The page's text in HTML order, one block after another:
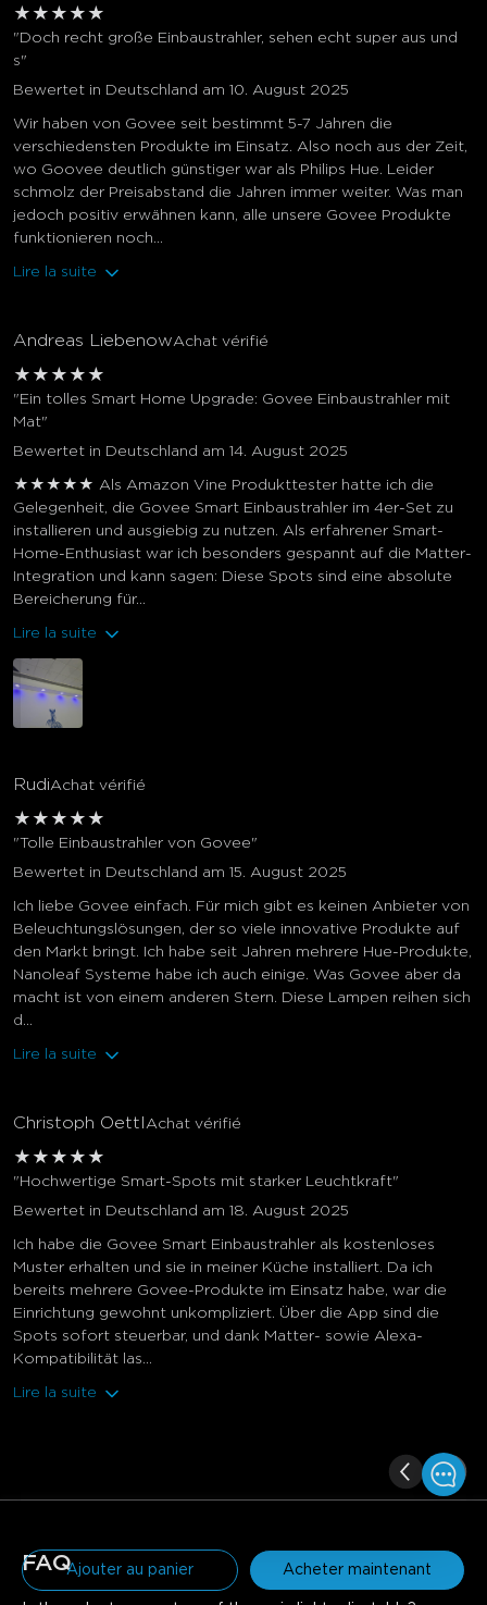
Ajouter au panier Acheter maintenant
★ ★ ★ ★ ★
"Doch recht große Einbaustrahler, sehen echt super aus und
s"
Bewertet in Deutschland am 10. August 2025
Wir haben von Govee seit bestimmt 5-7 Jahren die
verschiedensten Produkte im Einsatz. Also noch aus der Zeit,
wo Goovee deutlich günstiger war als Philips Hue. Leider
schmolz der Preisabstand die Jahren immer weiter. Was man
jedoch positiv erwähnen kann, alle unsere Govee Produkte
funktionieren noch...
Lire la suite
Andreas LiebenowAchat vérifié
★ ★ ★ ★ ★
"Ein tolles Smart Home Upgrade: Govee Einbaustrahler mit
Mat"
Bewertet in Deutschland am 14. August 2025
★★★★★ Als Amazon Vine Produkttester hatte ich die
Gelegenheit, die Govee Smart Einbaustrahler im 4er-Set zu
installieren und ausgiebig zu nutzen. Als erfahrener Smart-
Home-Enthusiast war ich besonders gespannt auf die Matter-
Integration und kann sagen: Diese Spots sind eine absolute
Bereicherung für...
Lire la suite
RudiAchat vérifié
★ ★ ★ ★ ★
"Tolle Einbaustrahler von Govee"
Bewertet in Deutschland am 15. August 2025
Ich liebe Govee einfach. Für mich gibt es keinen Anbieter von
Beleuchtungslösungen, der so viele innovative Produkte auf
den Markt bringt. Ich habe seit Jahren mehrere Hue-Produkte,
Nanoleaf Systeme habe ich auch einige. Was Govee aber da
macht ist von einem anderen Stern. Diese Lampen reihen sich
d...
Lire la suite
Christoph Oettl Achat vérifié
★ ★ ★ ★ ★
"Hochwertige Smart-Spots mit starker Leuchtkraft"
Bewertet in Deutschland am 18. August 2025
Ich habe die Govee Smart Einbaustrahler als kostenloses
Muster erhalten und sie in meiner Küche installiert. Da ich
bereits mehrere Govee-Produkte im Einsatz habe, war die
Einrichtung gewohnt unkompliziert. Über die App sind die
Spots sofort steuerbar, und dank Matter- sowie Alexa-
Kompatibilität las...
Lire la suite
FAQ